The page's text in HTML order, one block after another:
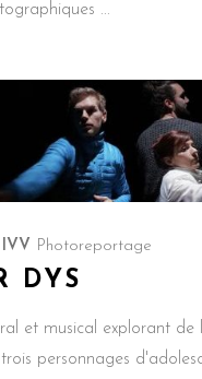
IVV Photoreportage
DYS
et musical explorant de
personnages